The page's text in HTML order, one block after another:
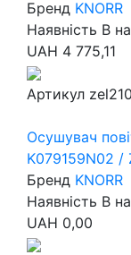
Бренд KNORR
Наявність В
UAH 4 775,11
Артикул
Осушувач
K079159N02 /
Бренд KNORR
Наявність В
UAH 0,00